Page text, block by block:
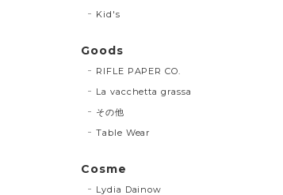
Kid's
Goods
RIFLE PAPER CO.
La vacchetta grassa
その他
Table Wear
Cosme
Lydia Dainow